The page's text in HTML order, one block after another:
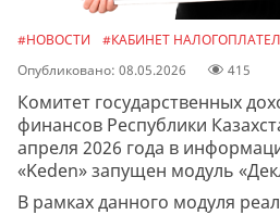
#НОВОСТИ
#КАБИНЕТ
Опубликовано: 08.05.2026
415
Комитет государственных
финансов Республики
апреля 2026 года в
«Keden» запущен модуль
В рамках данного модуля